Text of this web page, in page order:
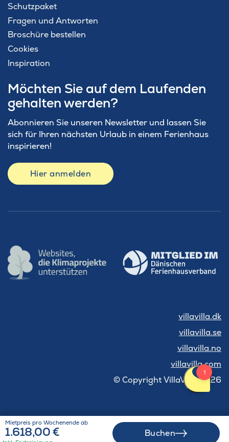
Schutzpaket
Fragen und Antworten
Broschüre bestellen
Cookies
Inspiration
Möchten Sie auf dem Laufenden
gehalten werden?
Abonnieren Sie unseren Newsletter und lassen Sie
sich für Ihren nächsten Urlaub in einem Ferienhaus
inspirieren!
Hier anmelden
villavilla.dk
villavilla.se
villavilla.no
villavilla.com
© Copyright VillaVilla 2026
Mietpreis pro Wochenende ab
1.618,00 € Buchen